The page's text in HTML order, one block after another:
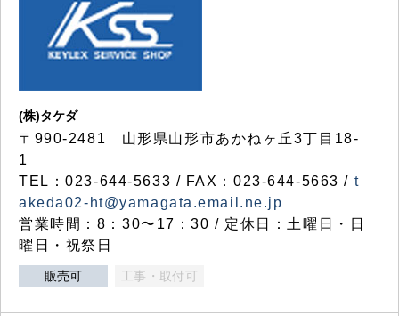
(株)タケダ
〒990-2481 山形県山形市あかねヶ丘3丁目18-
1
TEL：023-644-5633 / FAX：023-644-5663 / t
akeda02-ht@yamagata.email.ne.jp
営業時間：8：30〜17：30 / 定休日：土曜日・日
曜日・祝祭日
販売可 工事・取付可